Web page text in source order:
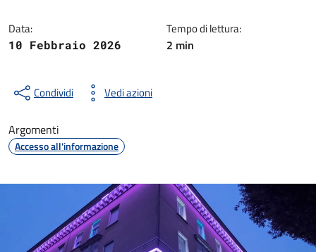
Data:
10 Febbraio 2026
Tempo di lettura:
2 min
Condividi Vedi azioni
Argomenti
Accesso all'informazione